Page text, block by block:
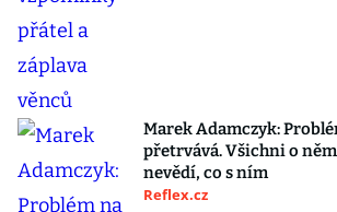
Marek Adamczyk:
přetrvává. Všichni o
nevědí, co s ním
Reflex.cz